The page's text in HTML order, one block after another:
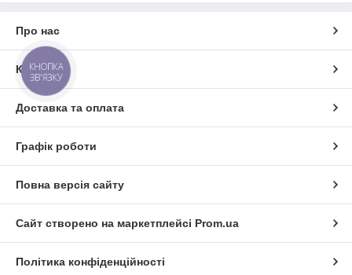
Про нас
Контакти
Доставка та оплата
Графік роботи
Повна версія сайту
Сайт створено на маркетплейсі Prom.ua
Політика конфіденційності
КНОПКА
ЗВ'ЯЗКУ